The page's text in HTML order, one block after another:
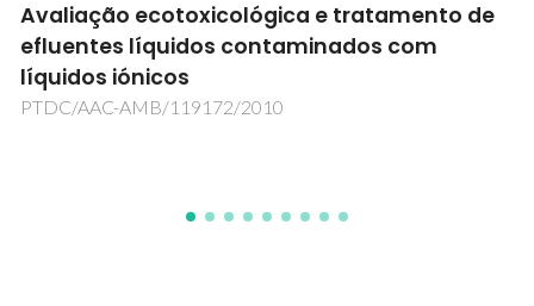
Avaliação ecotoxicológica e tratamento de
efluentes líquidos contaminados com
líquidos iónicos
PTDC/AAC-AMB/119172/2010